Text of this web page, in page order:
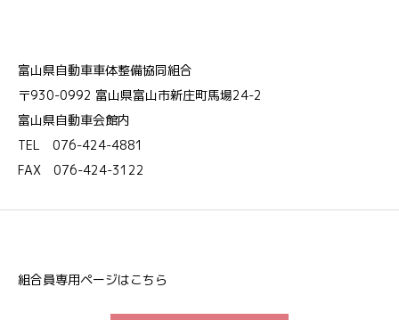
富山県自動車車体整備協同組合
〒930-0992 富山県富山市新庄町馬場24-2
富山県自動車会館内
TEL 076-424-4881
FAX 076-424-3122
組合員専用ページはこちら